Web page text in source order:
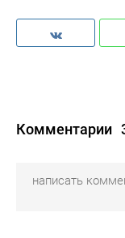
Комментарии